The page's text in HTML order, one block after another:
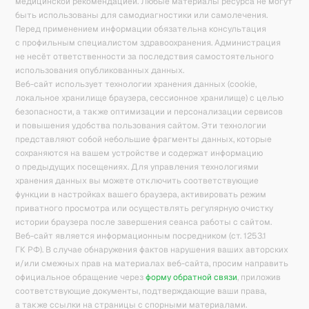
быть использованы для самодиагностики или самолечения.
Перед применением информации обязательна консультация
с профильным специалистом здравоохранения. Администрация
не несёт ответственности за последствия самостоятельного
использования опубликованных данных.
Веб-сайт использует технологии хранения данных (cookie,
локальное хранилище браузера, сессионное хранилище) с целью
безопасности, а также оптимизации и персонализации сервисов
и повышения удобства пользования сайтом. Эти технологии
представляют собой небольшие фрагменты данных, которые
сохраняются на вашем устройстве и содержат информацию
о предыдущих посещениях. Для управления технологиями
хранения данных вы можете отключить соответствующие
функции в настройках вашего браузера, активировать режим
приватного просмотра или осуществлять регулярную очистку
истории браузера после завершения сеанса работы с сайтом.
Веб-сайт является информационным посредником (ст. 1253.1
ГК РФ). В случае обнаружения фактов нарушения ваших авторских
и/или смежных прав на материалах веб-сайта, просим направить
официальное обращение через форму обратной связи, приложив
соответствующие документы, подтверждающие ваши права,
а также ссылки на страницы с спорными материалами.